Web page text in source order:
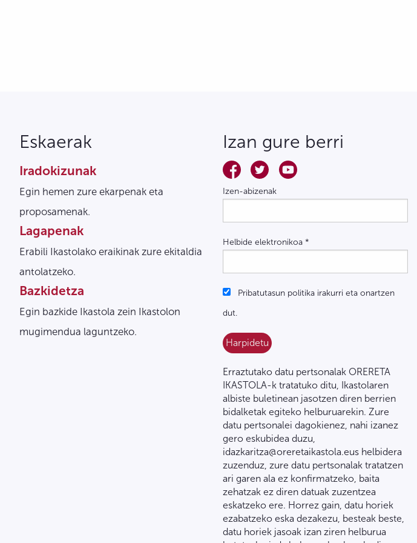
Eskaerak
Iradokizunak
Egin hemen zure ekarpenak eta
proposamenak.
Lagapenak
Erabili Ikastolako eraikinak zure ekitaldia
antolatzeko.
Bazkidetza
Egin bazkide Ikastola zein Ikastolon
mugimendua laguntzeko.
Izan gure berri
Izen-abizenak
Helbide elektronikoa *
Pribatutasun politika irakurri eta onartzen
dut.
Erraztutako datu pertsonalak ORERETA
IKASTOLA-k tratatuko ditu, Ikastolaren
albiste buletinean jasotzen diren berrien
bidalketak egiteko helburuarekin. Zure
datu pertsonalei dagokienez, nahi izanez
gero eskubidea duzu,
idazkaritza@oreretaikastola.eus helbidera
zuzenduz, zure datu pertsonalak tratatzen
ari garen ala ez konfirmatzeko, baita
zehatzak ez diren datuak zuzentzea
eskatzeko ere. Horrez gain, datu horiek
ezabatzeko eska dezakezu, besteak beste,
datu horiek jasoak izan ziren helburua